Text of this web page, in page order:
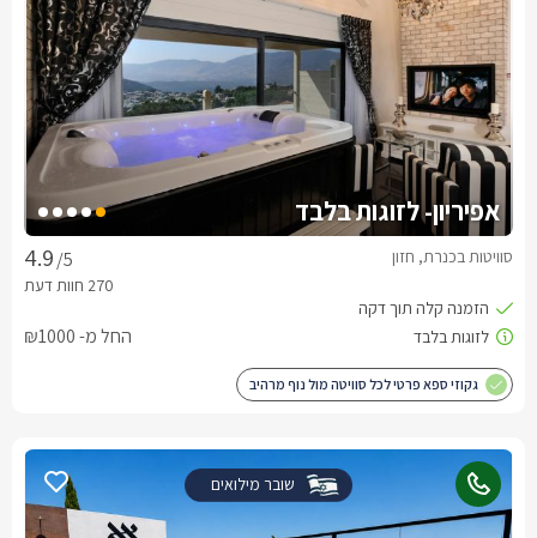
אפיריון- לזוגות בלבד
/5 סוויטות בכנרת, חזון
החל מ- ₪1000
גקוזי ספא פרטי לכל סוויטה מול נוף מרהיב
שובר מילואים